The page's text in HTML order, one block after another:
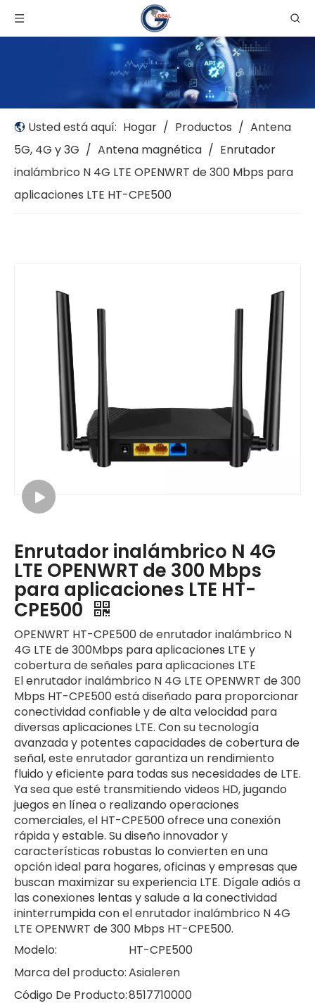
Usted está aquí: Hogar / Productos / Antena
5G, 4G y 3G / Antena magnética / Enrutador
inalámbrico N 4G LTE OPENWRT de 300 Mbps para
aplicaciones LTE HT-CPE500
Enrutador inalámbrico N 4G
LTE OPENWRT de 300 Mbps
para aplicaciones LTE HT-
CPE500
OPENWRT HT-CPE500 de enrutador inalámbrico N
4G LTE de 300Mbps para aplicaciones LTE y
cobertura de señales para aplicaciones LTE
El enrutador inalámbrico N 4G LTE OPENWRT de 300
Mbps HT-CPE500 está diseñado para proporcionar
conectividad confiable y de alta velocidad para
diversas aplicaciones LTE. Con su tecnología
avanzada y potentes capacidades de cobertura de
señal, este enrutador garantiza un rendimiento
fluido y eficiente para todas sus necesidades de LTE.
Ya sea que esté transmitiendo videos HD, jugando
juegos en línea o realizando operaciones
comerciales, el HT-CPE500 ofrece una conexión
rápida y estable. Su diseño innovador y
características robustas lo convierten en una
opción ideal para hogares, oficinas y empresas que
buscan maximizar su experiencia LTE. Dígale adiós a
las conexiones lentas y salude a la conectividad
ininterrumpida con el enrutador inalámbrico N 4G
LTE OPENWRT de 300 Mbps HT-CPE500.
Modelo:
HT-CPE500
Marca del producto:Asialeren
Código De Producto:8517710000